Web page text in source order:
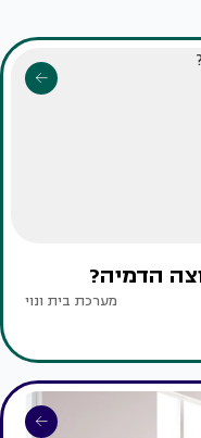
הדמיה?
מערכת בית ונוי